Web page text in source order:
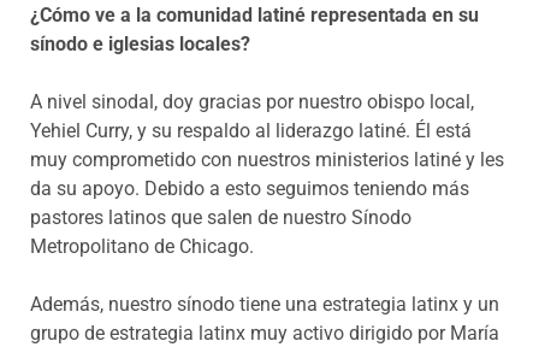
¿Cómo ve a la comunidad latiné representada en su
sínodo e iglesias locales?
A nivel sinodal, doy gracias por nuestro obispo local,
Yehiel Curry, y su respaldo al liderazgo latiné. Él está
muy comprometido con nuestros ministerios latiné y les
da su apoyo. Debido a esto seguimos teniendo más
pastores latinos que salen de nuestro Sínodo
Metropolitano de Chicago.
Además, nuestro sínodo tiene una estrategia latinx y un
grupo de estrategia latinx muy activo dirigido por María